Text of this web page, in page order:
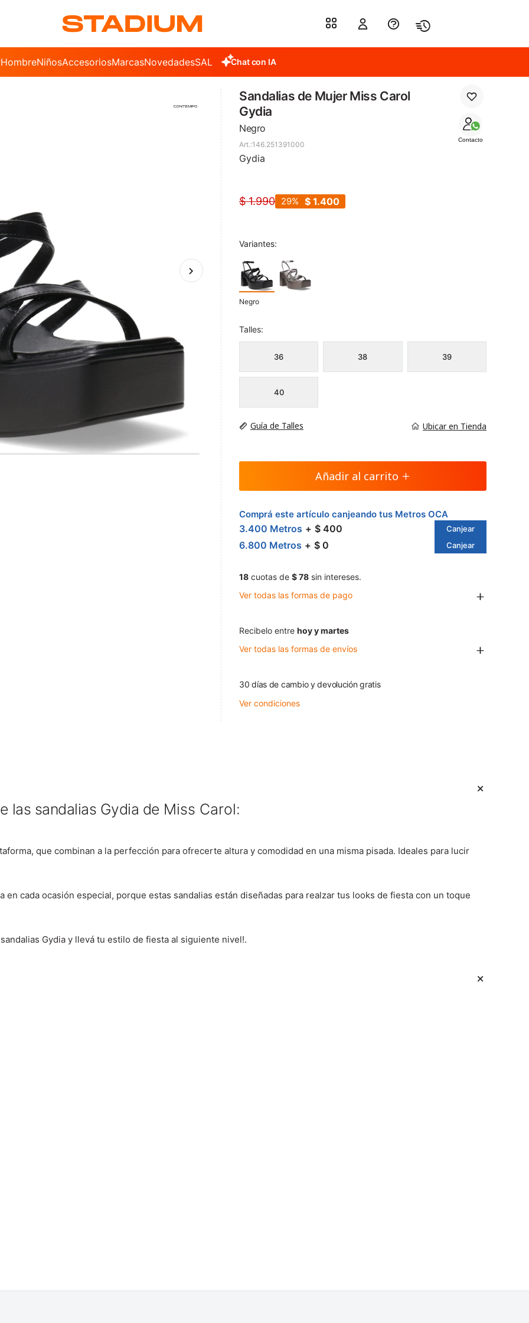
HombreNiñosAccesoriosMarcasNovedadesSALE Chat con IA
Sandalias de Mujer Miss Carol
Gydia
Negro
Contacto
146.251391000
Gydia
$ 1.990 $ 1.400
29
Variantes:
Negro
Talles:
36 38 39
40
Guía de Talles Ubicar en Tienda
Añadir al carrito
Comprá este artículo canjeando tus Metros OCA
3.400 Metros $ 400 Canjear
6.800 Metros $ 0 Canjear
18 cuotas de $ 78 sin intereses.
Ver todas las formas de pago
Recibelo entre hoy y martes
Ver todas las formas de envíos
30 días de cambio y devolución gratis
Ver condiciones
las sandalias Gydia de Miss Carol:
que combinan a la perfección para ofrecerte altura y comodidad en una misma pisada. Ideales para lucir
cada ocasión especial, porque estas sandalias están diseñadas para realzar tus looks de fiesta con un toque
Gydia y llevá tu estilo de fiesta al siguiente nivel!.